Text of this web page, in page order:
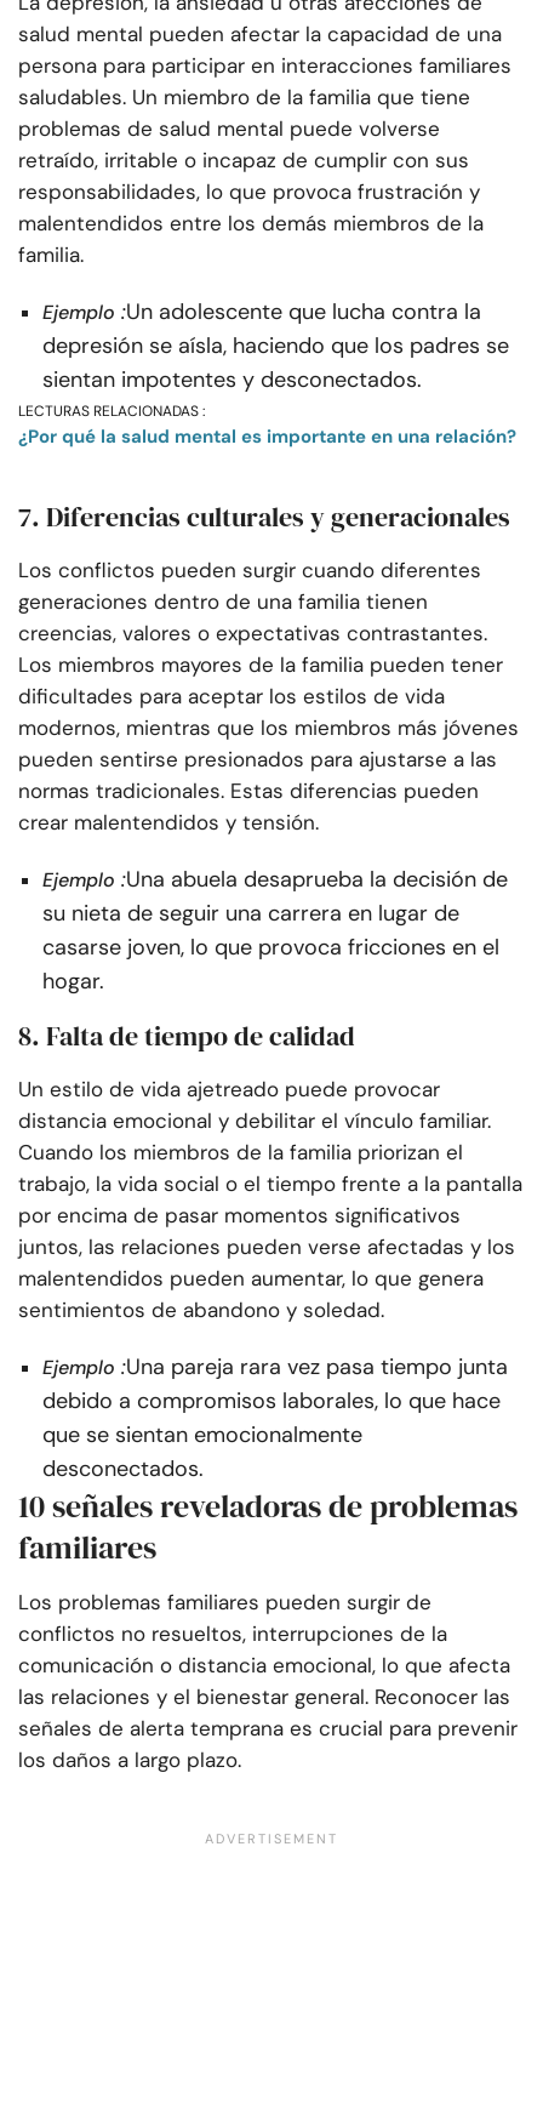
salud mental pueden afectar la capacidad de una
persona para participar en interacciones familiares
saludables. Un miembro de la familia que tiene
problemas de salud mental puede volverse
retraído, irritable o incapaz de cumplir con sus
responsabilidades, lo que provoca frustración y
malentendidos entre los demás miembros de la
familia.
Ejemplo :Un adolescente que lucha contra la
depresión se aísla, haciendo que los padres se
sientan impotentes y desconectados.
LECTURAS RELACIONADAS :
¿Por qué la salud mental es importante en una relación?
7. Diferencias culturales y generacionales
Los conflictos pueden surgir cuando diferentes
generaciones dentro de una familia tienen
creencias, valores o expectativas contrastantes.
Los miembros mayores de la familia pueden tener
dificultades para aceptar los estilos de vida
modernos, mientras que los miembros más jóvenes
pueden sentirse presionados para ajustarse a las
normas tradicionales. Estas diferencias pueden
crear malentendidos y tensión.
Ejemplo :Una abuela desaprueba la decisión de
su nieta de seguir una carrera en lugar de
casarse joven, lo que provoca fricciones en el
hogar.
8. Falta de tiempo de calidad
Un estilo de vida ajetreado puede provocar
distancia emocional y debilitar el vínculo familiar.
Cuando los miembros de la familia priorizan el
trabajo, la vida social o el tiempo frente a la pantalla
por encima de pasar momentos significativos
juntos, las relaciones pueden verse afectadas y los
malentendidos pueden aumentar, lo que genera
sentimientos de abandono y soledad.
Ejemplo :Una pareja rara vez pasa tiempo junta
debido a compromisos laborales, lo que hace
que se sientan emocionalmente
desconectados.
10 señales reveladoras de problemas
familiares
Los problemas familiares pueden surgir de
conflictos no resueltos, interrupciones de la
comunicación o distancia emocional, lo que afecta
las relaciones y el bienestar general. Reconocer las
señales de alerta temprana es crucial para prevenir
los daños a largo plazo.